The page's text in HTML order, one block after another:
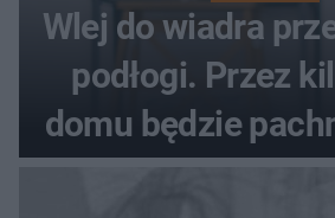
Wlej do wiadra
podłogi. Przez
domu będzie
hotelu